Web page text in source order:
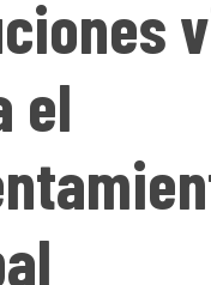
el